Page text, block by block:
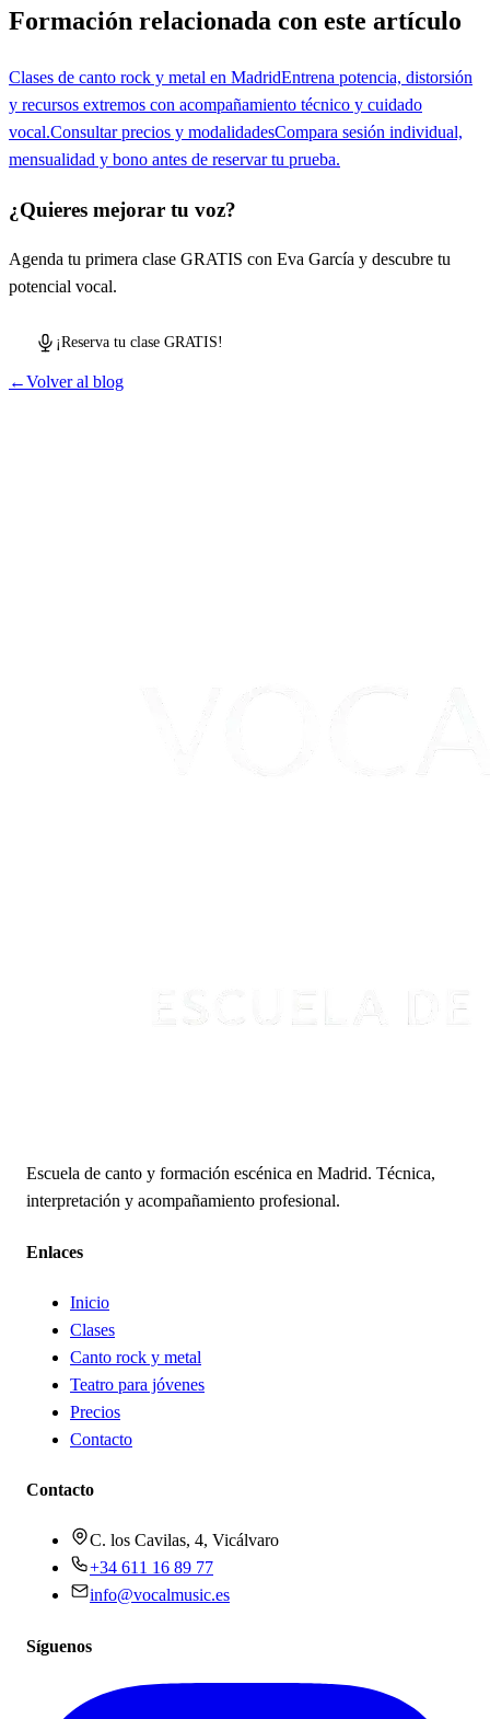
Formación relacionada con este artículo
Clases de canto rock y metal en MadridEntrena potencia, distorsión
y recursos extremos con acompañamiento técnico y cuidado
vocal.Consultar precios y modalidadesCompara sesión individual,
mensualidad y bono antes de reservar tu prueba.
¿Quieres mejorar tu voz?
Agenda tu primera clase GRATIS con Eva García y descubre tu
potencial vocal.
¡Reserva tu clase GRATIS!
←Volver al blog
Escuela de canto y formación escénica en Madrid. Técnica,
interpretación y acompañamiento profesional.
Enlaces
Inicio
Clases
Canto rock y metal
Teatro para jóvenes
Precios
Contacto
Contacto
C. los Cavilas, 4, Vicálvaro
+34 611 16 89 77
info@vocalmusic.es
Síguenos